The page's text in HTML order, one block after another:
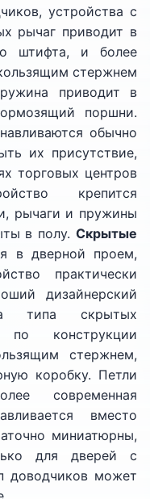
устройства с
рычаг приводит в
штифта, и более
стержнем
приводит в
поршни.
обычно
их присутствие,
торговых центров
крепится
рычаги и пружины
в полу. Скрытые
в дверной проем,
практически
дизайнерский
типа скрытых
по конструкции
стержнем,
коробку. Петли
современная
вместо
миниатюрны,
для дверей с
доводчиков может